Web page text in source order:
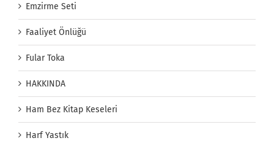
Emzirme Seti
Faaliyet Önlüğü
Fular Toka
HAKKINDA
Ham Bez Kitap Keseleri
Harf Yastık